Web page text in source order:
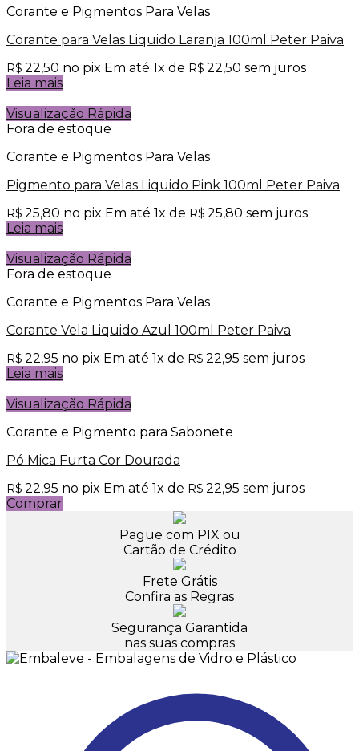
Corante e Pigmentos Para Velas
Corante para Velas Liquido Laranja 100ml Peter Paiva
R$ 22,50 no pix Em até 1x de R$ 22,50 sem juros
Leia mais
Visualização Rápida
Fora de estoque
Corante e Pigmentos Para Velas
Pigmento para Velas Liquido Pink 100ml Peter Paiva
R$ 25,80 no pix Em até 1x de R$ 25,80 sem juros
Leia mais
Visualização Rápida
Fora de estoque
Corante e Pigmentos Para Velas
Corante Vela Liquido Azul 100ml Peter Paiva
R$ 22,95 no pix Em até 1x de R$ 22,95 sem juros
Leia mais
Visualização Rápida
Corante e Pigmento para Sabonete
Pó Mica Furta Cor Dourada
R$ 22,95 no pix Em até 1x de R$ 22,95 sem juros
Comprar
Pague com PIX ou
Cartão de Crédito
Frete Grátis
Confira as Regras
Segurança Garantida
nas suas compras